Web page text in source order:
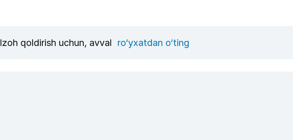
Izoh qoldirish uchun, avval ro‘yxatdan o‘ting